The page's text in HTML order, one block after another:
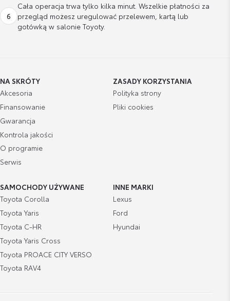
6
Cała operacja trwa tylko kilka minut. Wszelkie płatności za
przegląd możesz uregulować przelewem, kartą lub
gotówką w salonie Toyoty.
NA SKRÓTY
Akcesoria
Finansowanie
Gwarancja
Kontrola jakości
O programie
Serwis
ZASADY KORZYSTANIA
Polityka strony
Pliki cookies
SAMOCHODY UŻYWANE
Toyota Corolla
Toyota Yaris
Toyota C-HR
Toyota Yaris Cross
Toyota PROACE CITY VERSO
Toyota RAV4
INNE MARKI
Lexus
Ford
Hyundai